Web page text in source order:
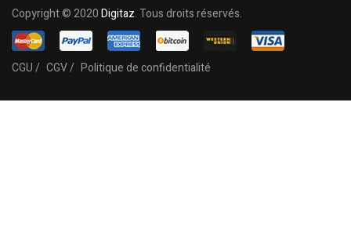
Copyright © 2020Digitaz. Tous droits réservés.
CGU / CGV / Politique de confidentialité